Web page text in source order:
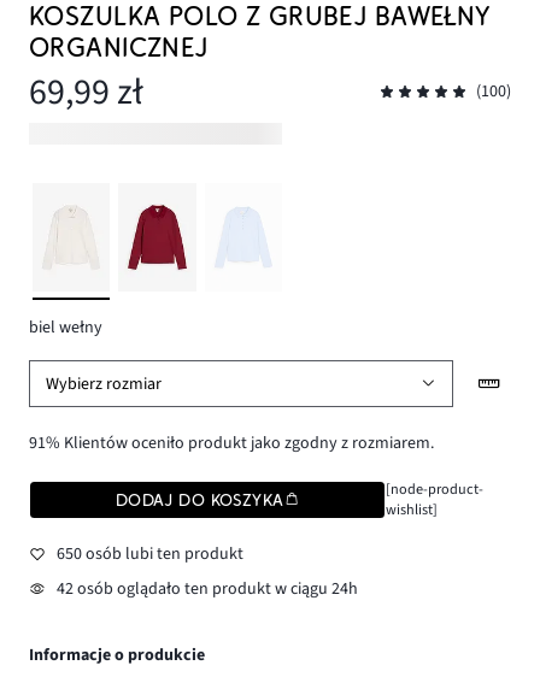
KOSZULKA POLO Z GRUBEJ BAWEŁNY
ORGANICZNEJ
69,99 zł (100)
biel wełny
Wybierz rozmiar
91% Klientów oceniło produkt jako zgodny z rozmiarem.
DODAJ DO KOSZYKA
[node-product-
wishlist]
650 osób lubi ten produkt
42 osób oglądało ten produkt w ciągu 24h
Informacje o produkcie